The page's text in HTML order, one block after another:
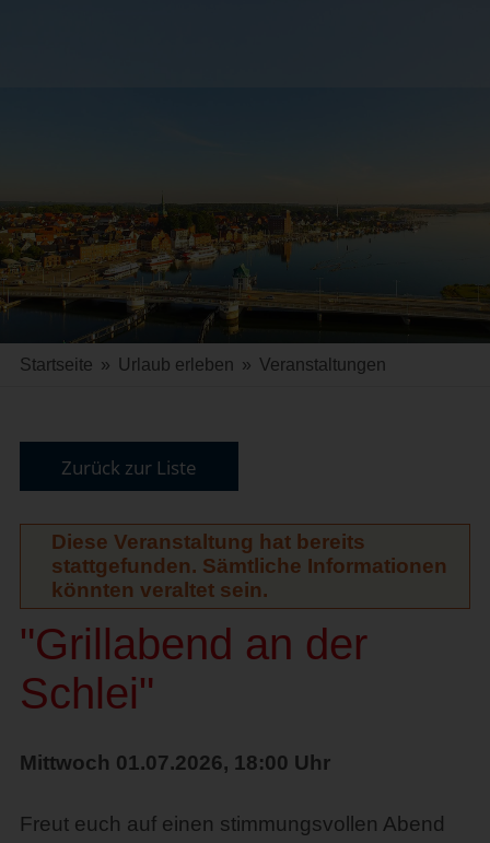
Startseite » Urlaub erleben » Veranstaltungen
Zurück zur Liste
Diese Veranstaltung hat bereits
stattgefunden. Sämtliche Informationen
könnten veraltet sein.
"Grillabend an der
Schlei"
Mittwoch 01.07.2026, 18:00 Uhr
Freut euch auf einen stimmungsvollen Abend